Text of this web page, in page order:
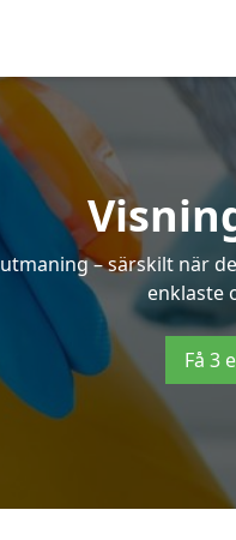
– särskilt när
enklaste
Få 3